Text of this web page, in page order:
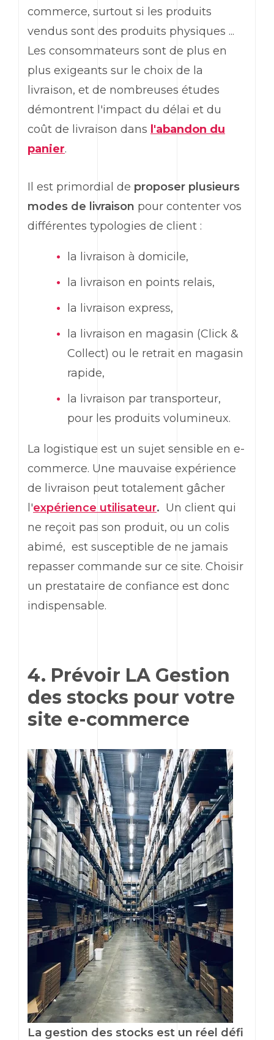
commerce, surtout si les produits
vendus sont des produits physiques ...
Les consommateurs sont de plus en
plus exigeants sur le choix de la
livraison, et de nombreuses études
démontrent l'impact du délai et du
coût de livraison dans l'abandon du
panier.
Il est primordial de proposer plusieurs
modes de livraison pour contenter vos
différentes typologies de client :
la livraison à domicile,
la livraison en points relais,
la livraison express,
la livraison en magasin (Click &
Collect) ou le retrait en magasin
rapide,
la livraison par transporteur,
pour les produits volumineux.
La logistique est un sujet sensible en e-
commerce. Une mauvaise expérience
de livraison peut totalement gâcher
l'expérience utilisateur. Un client qui
ne reçoit pas son produit, ou un colis
abimé, est susceptible de ne jamais
repasser commande sur ce site. Choisir
un prestataire de confiance est donc
indispensable.
4. Prévoir LA Gestion
des stocks pour votre
site e-commerce
La gestion des stocks est un réel défi